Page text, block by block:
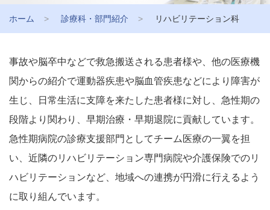
ホーム 診療科・部門紹介 リハビリテーション科
事故や脳卒中などで救急搬送される患者様や、他の医療機
関からの紹介で運動器疾患や脳血管疾患などにより障害が
生じ、日常生活に支障を来たした患者様に対し、急性期の
段階より関わり、早期治療・早期退院に貢献しています。
急性期病院の診療支援部門としてチーム医療の一翼を担
い、近隣のリハビリテーション専門病院や介護保険でのリ
ハビリテーションなど、地域への連携が円滑に行えるよう
に取り組んでいます。